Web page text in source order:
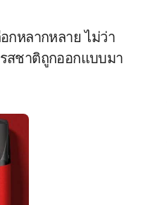
กหลากหลาย ไม่ว่า
สชาติถูกออกแบบมา